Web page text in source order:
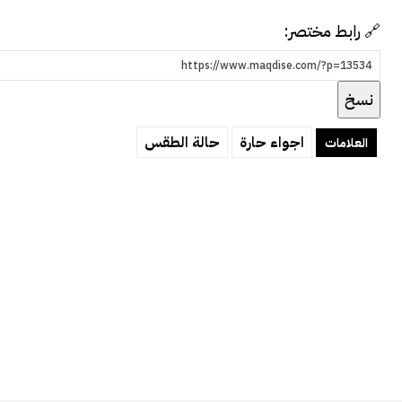
🔗 رابط مختصر:
نسخ
العلامات اجواء حارة حالة الطقس